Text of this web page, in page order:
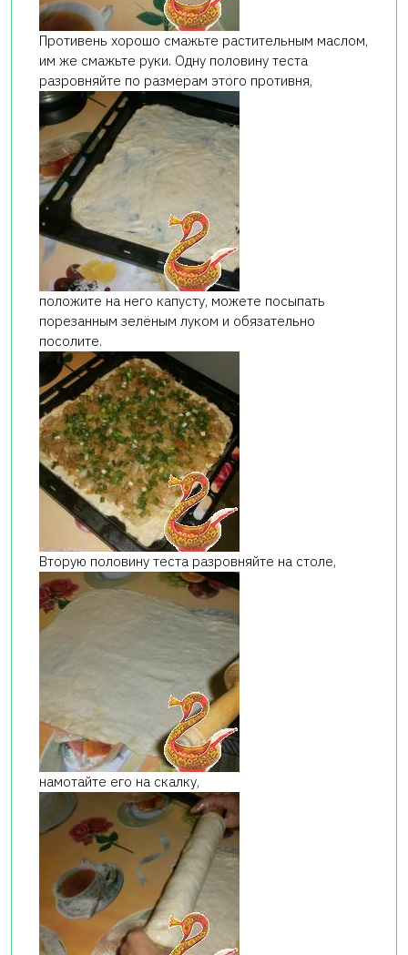
Противень хорошо смажьте растительным маслом,
им же смажьте руки. Одну половину теста
разровняйте по размерам этого противня,
положите на него капусту, можете посыпать
порезанным зелёным луком и обязательно
посолите.
Вторую половину теста разровняйте на столе,
намотайте его на скалку,